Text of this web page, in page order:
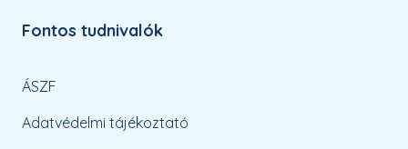
Fontos tudnivalók
ÁSZF
Adatvédelmi tájékoztató